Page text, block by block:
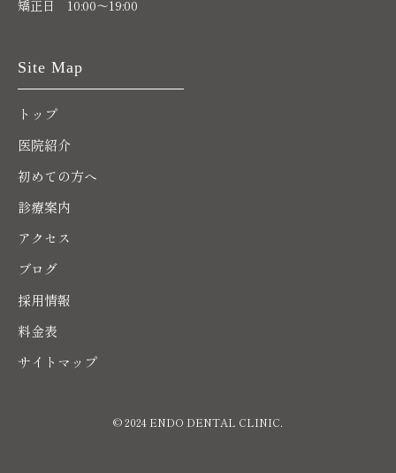
矯正日 10:00～19:00
Site Map
トップ
医院紹介
初めての方へ
診療案内
アクセス
ブログ
採用情報
料金表
サイトマップ
© 2024 ENDO DENTAL CLINIC.